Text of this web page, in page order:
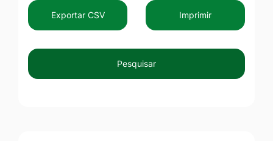
Exportar CSV Imprimir
Pesquisar